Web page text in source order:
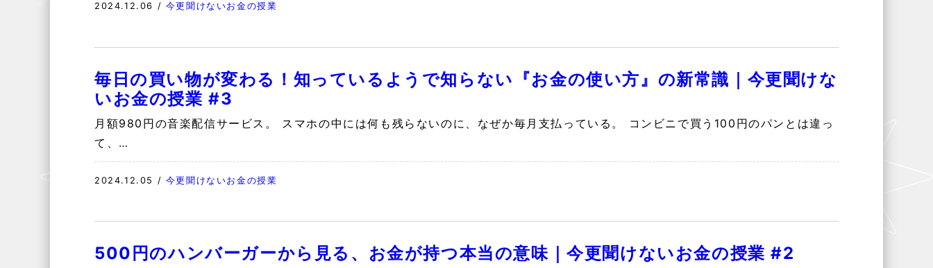
2024.12.06 / 今更聞けないお金の授業
毎日の買い物が変わる！知っているようで知らない『お金の使い方』の新常識｜今更聞けな
いお金の授業 #3
月額980円の音楽配信サービス。 スマホの中には何も残らないのに、なぜか毎月支払っている。 コンビニで買う100円のパンとは違っ
て、…
2024.12.05 / 今更聞けないお金の授業
500円のハンバーガーから見る、お金が持つ本当の意味｜今更聞けないお金の授業 #2